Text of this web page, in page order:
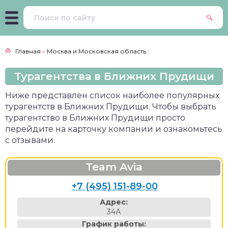
Главная » Москва и Московская область
Турагентства в Ближних Прудищи
Ниже представлен список наиболее популярных
турагентств в Ближних Прудищи. Чтобы выбрать
турагентство в Ближних Прудищи просто
перейдите на карточку компании и ознакомьтесь
с отзывами.
Team Avia
+7 (495) 151-89-00
Адрес:
34А
График работы: